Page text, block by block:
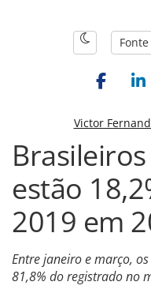
Fonte
Victor
estão
2019 em
Entre janeiro e março,
81,8% do registrado no